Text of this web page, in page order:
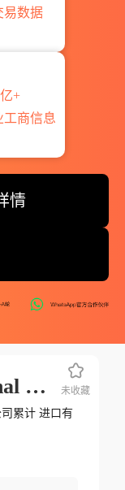
易数据
亿+
工商信息
情
Al Nahda International Fzco Office No S10123o12
累计 进口有
未收藏